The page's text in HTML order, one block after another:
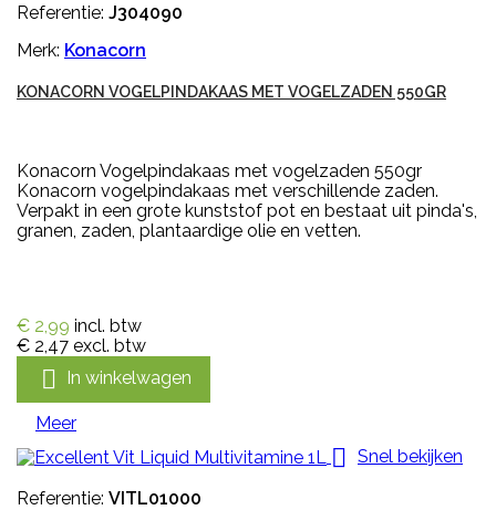
Referentie: J304090
Merk: Konacorn
KONACORN VOGELPINDAKAAS MET VOGELZADEN 550GR
Konacorn Vogelpindakaas met vogelzaden 550gr
Konacorn vogelpindakaas met verschillende zaden.
Verpakt in een grote kunststof pot en bestaat uit pinda's,
granen, zaden, plantaardige olie en vetten.
€ 2,99 incl. btw
€ 2,47 excl. btw
 In winkelwagen
Meer
 Snel bekijken
Referentie: VITL01000